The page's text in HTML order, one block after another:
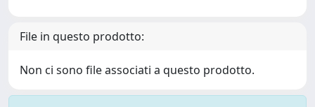
File in questo prodotto:
Non ci sono file associati a questo prodotto.